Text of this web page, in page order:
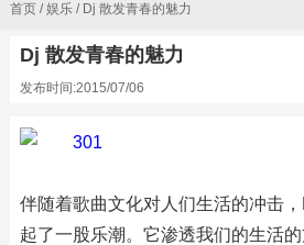
首页/娱乐/ Dj 散发青春的魅力
Dj 散发青春的魅力
发布时间:2015/07/06
伴随着歌曲文化对人们生活的冲击
起了一股乐潮。它渗透我们的生活